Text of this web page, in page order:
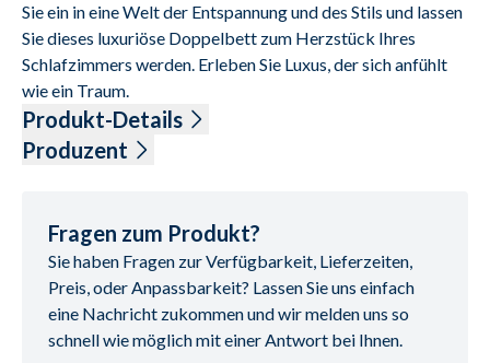
Sie ein in eine Welt der Entspannung und des Stils und lassen
Sie dieses luxuriöse Doppelbett zum Herzstück Ihres
Schlafzimmers werden. Erleben Sie Luxus, der sich anfühlt
wie ein Traum.
Produkt-Details
Wildeiche furniert, Polsterkopfteil Rondo in Lederoptik
Produzent
Deutschland
E-Mail-Adresse: info@disselkamp.de
UID (Umsatzsteuer-Identifikationsnummer): DE
811941240
Fragen zum Produkt?
Sie haben Fragen zur Verfügbarkeit, Lieferzeiten,
Preis, oder Anpassbarkeit? Lassen Sie uns einfach
eine Nachricht zukommen und wir melden uns so
schnell wie möglich mit einer Antwort bei Ihnen.